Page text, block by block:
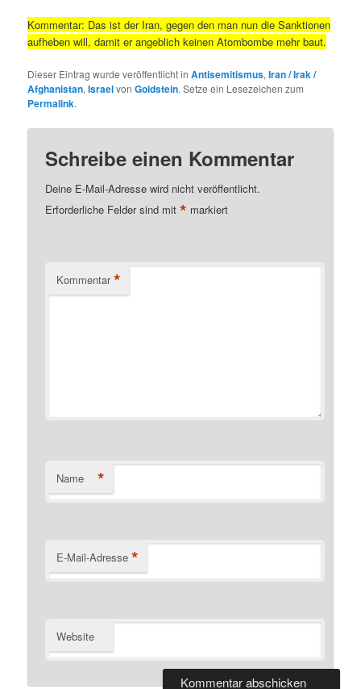
Kommentar: Das ist der Iran, gegen den man nun die Sanktionen
aufheben will, damit er angeblich keinen Atombombe mehr baut.
Dieser Eintrag wurde veröffentlicht inAntisemitismus,Iran / Irak /
Afghanistan,IsraelvonGoldstein. Setze ein Lesezeichen zum
Permalink.
Schreibe einen Kommentar
Deine E-Mail-Adresse wird nicht veröffentlicht.
Erforderliche Felder sind mit* markiert
Kommentar *
Name *
E-Mail-Adresse *
Website